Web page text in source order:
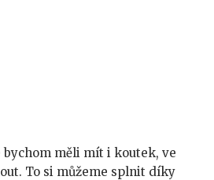
měli mít i koutek, ve
To si můžeme splnit díky